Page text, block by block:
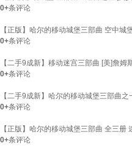
0+条评论
【正版】哈尔的移动城堡三部曲 空中城
0+条评论
【二手9成新】移动迷宫三部曲 [美]詹姆
0+条评论
【二手9成新】哈尔的移动城堡三部曲
0+条评论
【正版】哈尔的移动城堡三部曲 全三册
0+条评论